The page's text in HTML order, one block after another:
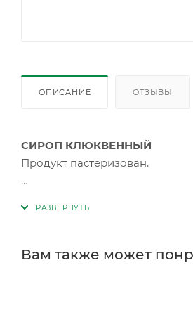
ОПИСАНИЕ ОТЗЫВЫ
СИРОП КЛЮКВЕННЫЙ
Продукт пастеризован.
взбалтывать. ПОСЛЕ
Вам также может